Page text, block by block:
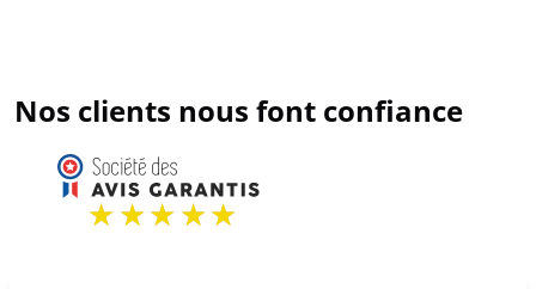
Nos clients nous font confiance